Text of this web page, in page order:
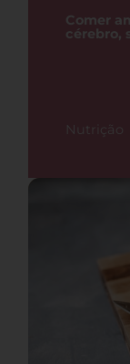
Comer
cérebro,
Nutrição